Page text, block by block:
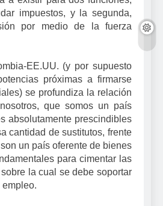
impuestos, y la segunda,
por medio de la fuerza
EE.UU. (y por supuesto
próximas a firmarse
se profundiza la relación
que somos un país
absolutamente prescindibles
cantidad de sustitutos, frente
un país oferente de bienes
para cimentar las
la cual se debe soportar
empleo.